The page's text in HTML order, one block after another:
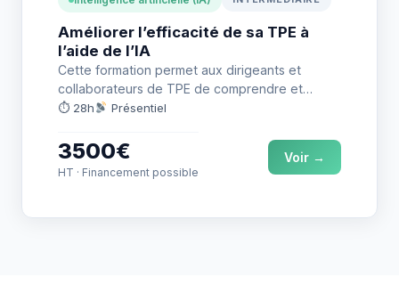
Améliorer l’efficacité de sa TPE à
l’aide de l’IA
Cette formation permet aux dirigeants et
collaborateurs de TPE de comprendre et
d’intégrer l’intelligence artificielle afin
⏱ 28h Présentiel
3500€
HT · Financement possible
Voir →